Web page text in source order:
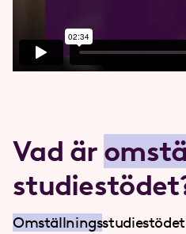
Vad är
Omställnings